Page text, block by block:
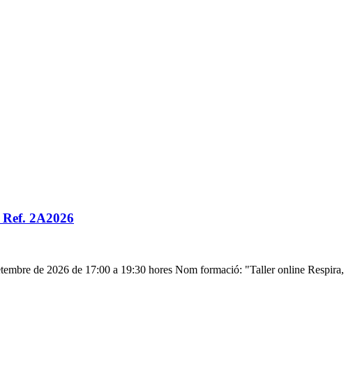
2A2026
de 2026 de 17:00 a 19:30 hores Nom formació: "Taller online Respira,